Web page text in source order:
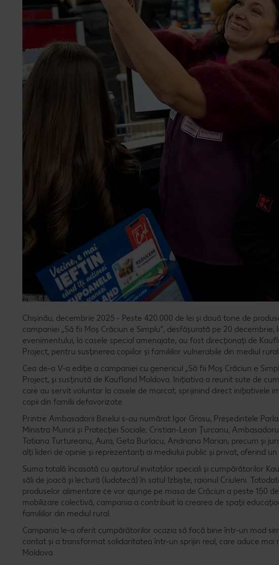
Chișinău, decembrie 2025 - Peste 420.000 de lei și două tone de
campaniei „Să fii Moș Crăciun e Simplu”, desfășurată pe 20
evenimentului, la casele special amenajate, au fost direcționați de
Project, pentru susținerea copiilor și familiilor vulnerabile din mediul rural.
Cea de-a V-a ediție a campaniei cu genericul „Să fii Moș Crăciun e
Project, și susținută de Kaufland Moldova. Inițiativa a reunit sute de
care au servit voluntar la casele de marcat, sprijinind direct inițiativele
copii din familii defavorizate.
Printre Ambasadorii Binelui s-au numărat Igor Grosu, Președintele
Ministra Muncii și Protecției Sociale; Cristian-Leon Țurcanu,
Tatiana Turtureanu, Aura, Geta Burlacu, Andriano Marian, precum și
alți lideri de opinie și reprezentanți ai mediului public și privat, oferind
Suma totală încasată cu ajutorul invitaților speciali și cumpărătorilor
săli de joacă și lectură (ludotecă) în satul Izbiște, raionul Criuleni.
produselor alimentare ce vor ajunge pe masa de Crăciun a peste 150
mobilizare colectivă, campania a contribuit la crearea de spații
familiilor din mediul rural.
Campania le-a oferit cumpărătorilor ocazia să facă bine într-un mod
contat și a transformat solidaritatea într-un sprijin real, care aduce
Moldova.